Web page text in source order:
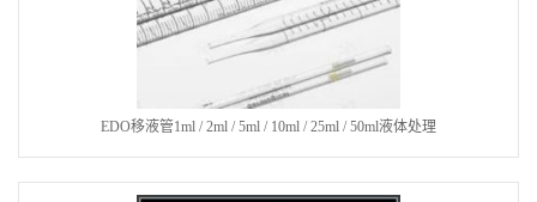
EDO移液管1ml / 2ml / 5ml / 10ml / 25ml / 50ml液体处理